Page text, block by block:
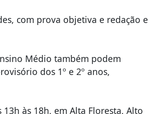
com prova objetiva e redação e
Médio também podem
dos 1º e 2º anos,
às 18h, em Alta Floresta, Alto